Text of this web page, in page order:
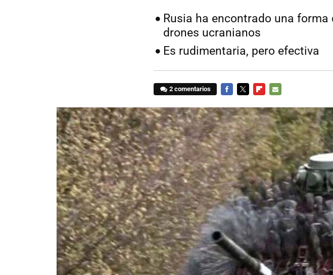
Rusia ha encontrado una
drones ucranianos
Es rudimentaria, pero efectiva
2 comentarios
MAIL